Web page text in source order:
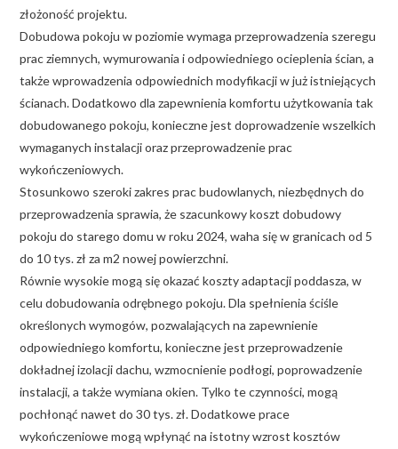
złożoność projektu.
Dobudowa pokoju w poziomie wymaga przeprowadzenia szeregu
prac ziemnych, wymurowania i odpowiedniego ocieplenia ścian, a
także wprowadzenia odpowiednich modyfikacji w już istniejących
ścianach. Dodatkowo dla zapewnienia komfortu użytkowania tak
dobudowanego pokoju, konieczne jest doprowadzenie wszelkich
wymaganych instalacji oraz przeprowadzenie prac
wykończeniowych.
Stosunkowo szeroki zakres prac budowlanych, niezbędnych do
przeprowadzenia sprawia, że szacunkowy koszt dobudowy
pokoju do starego domu w roku 2024, waha się w granicach od 5
do 10 tys. zł za m2 nowej powierzchni.
Równie wysokie mogą się okazać koszty adaptacji poddasza, w
celu dobudowania odrębnego pokoju. Dla spełnienia ściśle
określonych wymogów, pozwalających na zapewnienie
odpowiedniego komfortu, konieczne jest przeprowadzenie
dokładnej izolacji dachu, wzmocnienie podłogi, poprowadzenie
instalacji, a także wymiana okien. Tylko te czynności, mogą
pochłonąć nawet do 30 tys. zł. Dodatkowe prace
wykończeniowe mogą wpłynąć na istotny wzrost kosztów